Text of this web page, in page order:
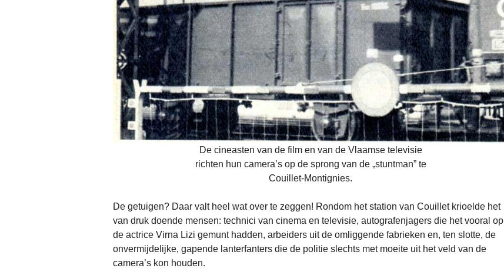
De cineasten van de film en van de Vlaamse televisie
richten hun camera’s op de sprong van de „stuntman” te
Couillet-Montignies.
De getuigen? Daar valt heel wat over te zeggen! Rondom het station van Couillet krioelde het
van druk doende mensen: technici van cinema en televisie, autografenjagers die het vooral op
de actrice Virna Lizi gemunt hadden, arbeiders uit de omliggende fabrieken en, ten slotte, de
onvermijdelijke, gapende lanterfanters die de politie slechts met moeite uit het veld van de
camera’s kon houden.